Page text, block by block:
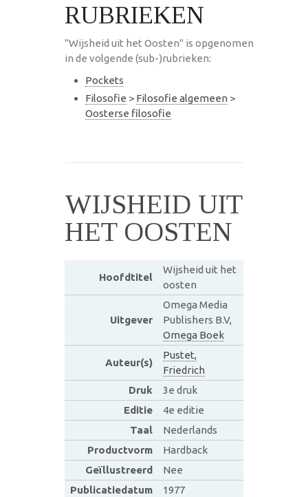
RUBRIEKEN
"Wijsheid uit het Oosten" is opgenomen
in de volgende (sub-)rubrieken:
Pockets
Filosofie > Filosofie algemeen >
Oosterse filosofie
WIJSHEID UIT
HET OOSTEN
Hoofdtitel
Wijsheid uit het
oosten
Uitgever
Omega Media
Publishers B.V,
Omega Boek
Auteur(s)
Pustet,
Friedrich
Druk
3e druk
Editie
4e editie
Taal
Nederlands
Productvorm
Hardback
Geïllustreerd
Nee
Publicatiedatum
1977